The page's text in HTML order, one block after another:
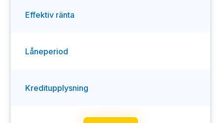
Effektiv ränta
Låneperiod
Kreditupplysning